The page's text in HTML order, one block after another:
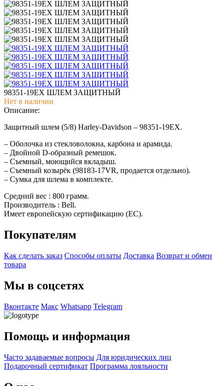
98351-19EX ШЛЕМ ЗАЩИТНЫЙ
Нет в наличии
Описание:
Защитный шлем (5/8) Harley-Davidson – 98351-19EX.
– Оболочка из стекловолокна, карбона и арамида.
– Двойной D-образный ремешок.
– Cъемный, моющийся вкладыш.
– Cъемный козырёк (98183-17VR, продается отдельно).
– Сумка для шлема в комплекте.
Средний вес : 800 грамм.
Производитель : Bell.
Имеет европейскую сертификацию (EC).
Покупателям
Как сделать заказ Способы оплаты Доставка Возврат и обмен
товара
Мы в соцсетях
Вконтакте Макс Whatsapp Telegram
Помощь и информация
Часто задаваемые вопросы Для юридических лиц
Подарочный сертификат Программа лояльности